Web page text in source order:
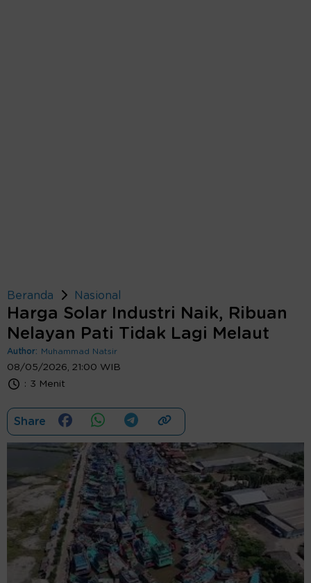
Beranda Nasional
Harga Solar Industri Naik, Ribuan
Nelayan Pati Tidak Lagi Melaut
Author: Muhammad Natsir
08/05/2026, 21:00 WIB
: 3 Menit
Share